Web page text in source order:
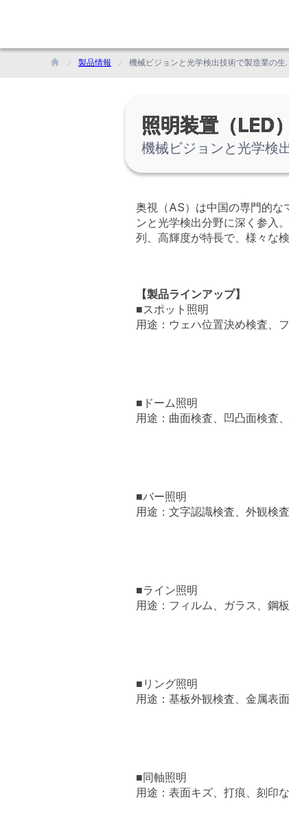
製品情報 機械ビジョンと光学
照明装置（
機械ビジョンと光学検
奥視（AS）は中国の専門的な
ンと光学検出分野に深く参入
列、高輝度が特長で、様々な
【製品ラインアップ】
■スポット照明
用途：ウェハ位置決め検査、
■ドーム照明
用途：曲面検査、凹凸面検査
■バー照明
用途：文字認識検査、外観検
■ライン照明
用途：フィルム、ガラス、鋼
■リング照明
用途：基板外観検査、金属表
■同軸照明
用途：表面キズ、打痕、刻印